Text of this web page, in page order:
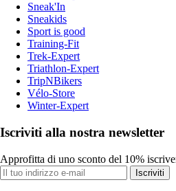
Sneak'In
Sneakids
Sport is good
Training-Fit
Trek-Expert
Triathlon-Expert
TripNBikers
Vélo-Store
Winter-Expert
Iscriviti alla nostra newsletter
Approfitta di uno sconto del 10%
Iscriviti